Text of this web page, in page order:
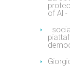
of Al
I